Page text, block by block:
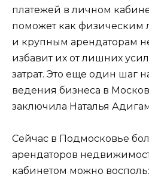
платежей в личном
поможет как физическим
и крупным арендаторам
избавит их от лишних
затрат. Это еще один шаг
ведения бизнеса в
заключила Наталья
Сейчас в Подмосковье
арендаторов
кабинетом можно